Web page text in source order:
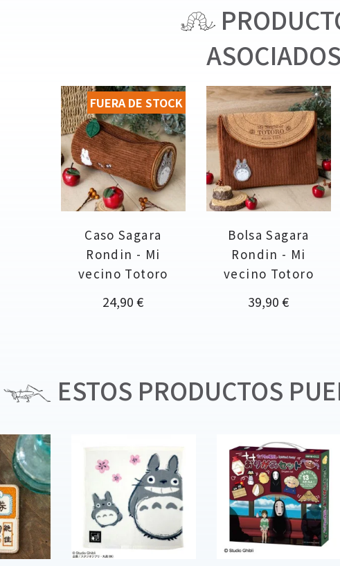
ASOCIADOS
Caso Sagara
Rondin - Mi
vecino Totoro
Precio
24,90 €
FUERA DE STOCK
Bolsa Sagara
Rondin - Mi
vecino Totoro
Precio
39,90 €
ESTOS PRODUCTOS